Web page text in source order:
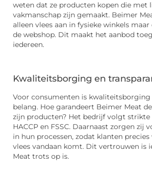
weten dat ze producten kopen die met
vakmanschap zijn gemaakt. Beimer
alleen vlees aan in fysieke winkels
de webshop. Dit maakt het aanbod
iedereen.
Kwaliteitsborging en
Voor consumenten is
belang. Hoe garandeert Beimer Meat
zijn producten? Het bedrijf volgt strikte
HACCP en FSSC. Daarnaast zorgen zij
in hun processen, zodat klanten
vlees vandaan komt. Dit vertrouwen is
Meat trots op is.